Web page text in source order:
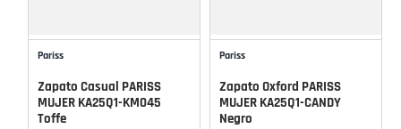
Pariss
Zapato Casual PARISS
MUJER KA25Q1-KM045
Toffe
Pariss
Zapato Oxford PARISS
MUJER KA25Q1-CANDY
Negro